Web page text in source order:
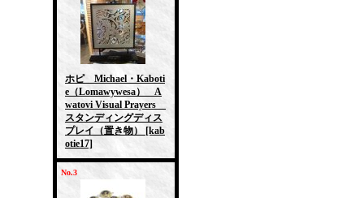
ホピ Michael・Kaboti
e（Lomawywesa） A
watovi Visual Prayers
スタンディングディス
プレイ（置き物）
[kab
otie17]
No.3